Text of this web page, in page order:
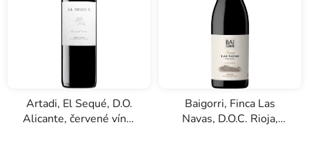
Artadi, El Sequé, D.O.
Alicante, červené víno,
Baigorri, Finca Las
Navas, D.O.C. Rioja,